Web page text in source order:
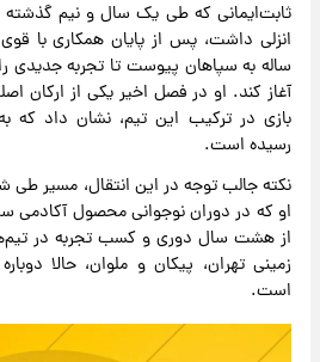
ثابت‌ایمانی که طی یک سال و نیم گذشته
انزلی داشت، پس از پایان همکاری با
ساله به سپاهان پیوست تا تجربه جدیدی
بازی در ترکیب این تیم، نشان داد که
رسیده است.
نکته جالب توجه در این انتقال، مسیر
او که در دوران نوجوانی محصول
از هشت سال دوری و کسب تجربه در
زمینی تهران، پیکان و ملوان، حالا
است.